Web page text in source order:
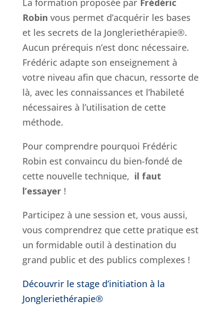
La formation proposée par Frédéric
Robin vous permet d’acquérir les bases
et les secrets de la Jongleriethérapie®.
Aucun prérequis n’est donc nécessaire.
Frédéric adapte son enseignement à
votre niveau afin que chacun, ressorte de
là, avec les connaissances et l’habileté
nécessaires à l’utilisation de cette
méthode.
Pour comprendre pourquoi Frédéric
Robin est convaincu du bien-fondé de
cette nouvelle technique, il faut
l’essayer!
Participez à une session et, vous aussi,
vous comprendrez que cette pratique est
un formidable outil à destination du
grand public et des publics complexes !
Découvrir le stage d’initiation à la
Jongleriethérapie®